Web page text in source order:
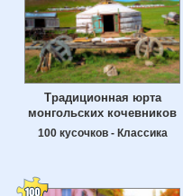
Традиционная юрта
монгольских кочевников
100 кусочков - Классика